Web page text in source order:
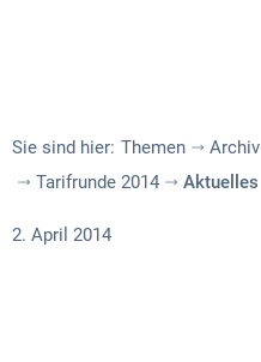
Sie sind hier: Themen Archiv
Tarifrunde 2014
Aktuelles
2. April 2014